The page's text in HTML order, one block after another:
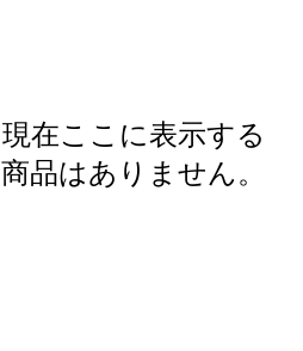
現在ここに表示する
商品はありません。